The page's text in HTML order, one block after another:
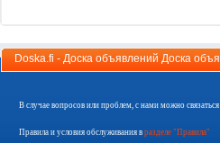
Doska.fi - Доска объявлений Доска
В случае вопросов или проблем, с нами можно связаться
Правила и условия обслуживания в разделе "Правила"